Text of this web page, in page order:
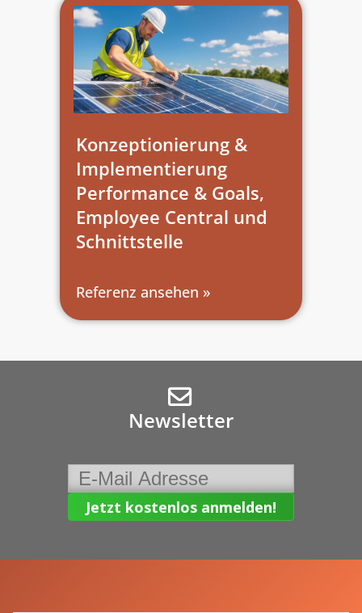
Konzeptionierung &
Implementierung
Performance & Goals,
Employee Central und
Schnittstelle
Referenz ansehen »
Newsletter